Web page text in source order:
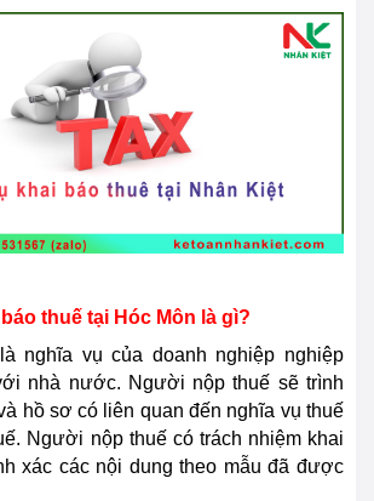
thuế tại Hóc Môn là gì?
là nghĩa vụ của doanh nghiệp nghiệp
nhà nước. Người nộp thuế sẽ trình
hồ sơ có liên quan đến nghĩa vụ thuế
Người nộp thuế có trách nhiệm khai
xác các nội dung theo mẫu đã được